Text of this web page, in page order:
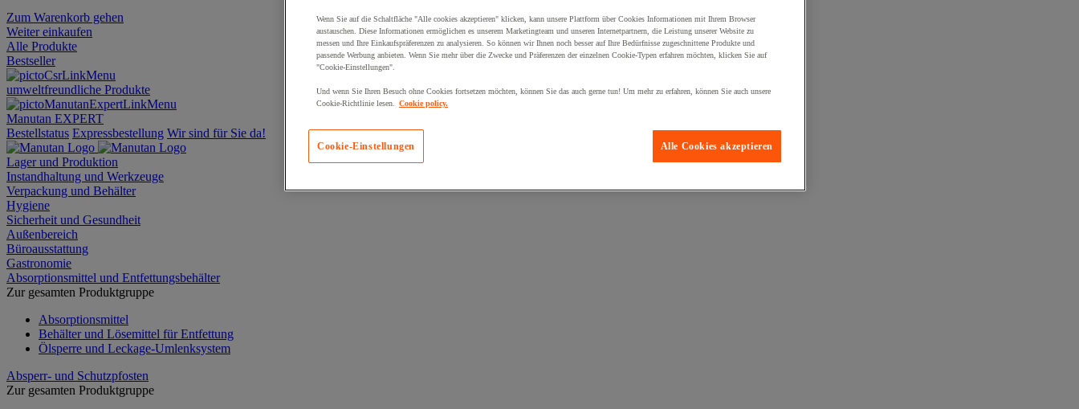
Zum Warenkorb gehen
Weiter einkaufen
Alle Produkte
Bestseller
umweltfreundliche Produkte
Manutan EXPERT
Bestellstatus Expressbestellung Wir sind für Sie da!
Lager und Produktion
Instandhaltung und Werkzeuge
Verpackung und Behälter
Hygiene
Sicherheit und Gesundheit
Außenbereich
Büroausstattung
Gastronomie
Absorptionsmittel und Entfettungsbehälter
Zur gesamten Produktgruppe
Absorptionsmittel
Behälter und Lösemittel für Entfettung
Ölsperre und Leckage-Umlenksystem
Absperr- und Schutzpfosten
Zur gesamten Produktgruppe
Wenn Sie auf die Schaltfläche "Alle cookies akzeptieren" klicken, kann unsere Plattform über Cookies Informationen mit Ihrem Browser
austauschen. Diese Informationen ermöglichen es unserem Marketingteam und unseren Internetpartnern, die Leistung unserer Website zu
messen und Ihre Einkaufspräferenzen zu analysieren. So können wir Ihnen noch besser auf Ihre Bedürfnisse zugeschnittene Produkte und
passende Werbung anbieten. Wenn Sie mehr über die Zwecke und Präferenzen der einzelnen Cookie-Typen erfahren möchten, klicken Sie auf
"Cookie-Einstellungen".
Und wenn Sie Ihren Besuch ohne Cookies fortsetzen möchten, können Sie das auch gerne tun! Um mehr zu erfahren, können Sie auch unsere
Cookie-Richtlinie lesen.
Cookie policy.
Alle Cookies akzeptieren
Cookie-Einstellungen